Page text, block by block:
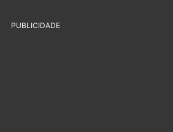
PUBLICIDADE